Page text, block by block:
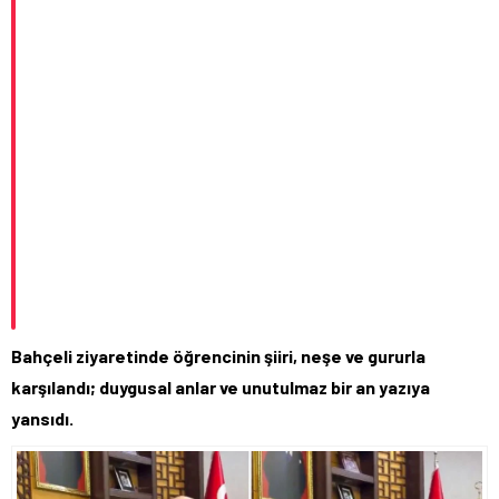
Bahçeli ziyaretinde öğrencinin şiiri, neşe ve gururla
karşılandı; duygusal anlar ve unutulmaz bir an yazıya
yansıdı.